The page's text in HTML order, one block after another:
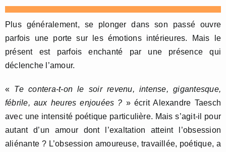
Plus généralement, se plonger dans son passé ouvre
parfois une porte sur les émotions intérieures. Mais le
présent est parfois enchanté par une présence qui
déclenche l’amour.
« Te contera-t-on le soir revenu, intense, gigantesque,
fébrile, aux heures enjouées ? » écrit Alexandre Taesch
avec une intensité poétique particulière. Mais s’agit-il pour
autant d’un amour dont l’exaltation atteint l’obsession
aliénante ? L’obsession amoureuse, travaillée, poétique, a